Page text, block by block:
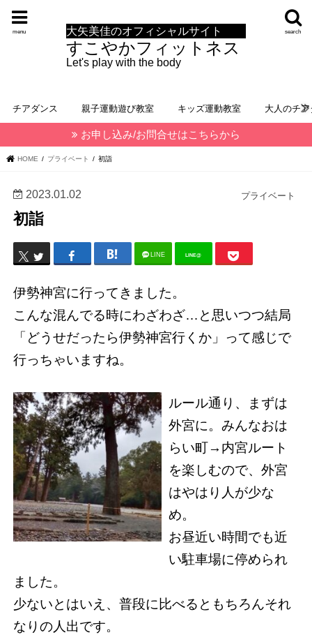
大矢美佳のオフィシャルサイト
すこやかフィットネス
Let's play with the body
search
menu
チアダンス 親子運動遊び教室 キッズ運動教室 大人のチ
お申し込み/お問合せはこちらから
HOME プライベート 初詣
プライベート
2023.01.02
初詣
LINE LINE@
伊勢神宮に行ってきました。
こんな混んでる時にわざわざ…と思いつつ結局
「どうせだったら伊勢神宮行くか」って感じで
行っちゃいますね。
ルール通り、まずは
外宮に。みんなおは
らい町→内宮ルート
を楽しむので、外宮
はやはり人が少な
め。
お昼近い時間でも近
い駐車場に停められ
ました。
少ないとはいえ、普段に比べるともちろんそれ
なりの人出です。